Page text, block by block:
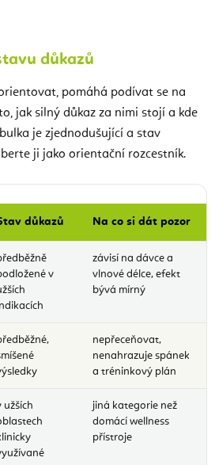
důkazů
pomáhá podívat se na
jak silný důkaz za nimi stojí a kde
je zjednodušující a stav
ji jako orientační rozcestník.
důkazů Na co si dát pozor
v
závisí na dávce a
vlnové délce, efekt
bývá mírný
nepřeceňovat,
nenahrazuje spánek
a tréninkový plán
užších
jiná kategorie než
domácí wellness
přístroje